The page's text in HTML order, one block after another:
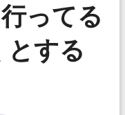
ってる
とする